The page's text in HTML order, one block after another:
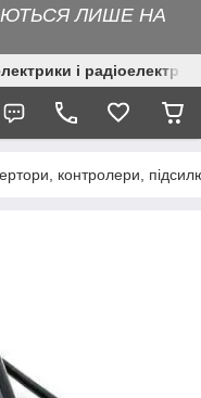
ЛИШЕ НА
і
контролери,